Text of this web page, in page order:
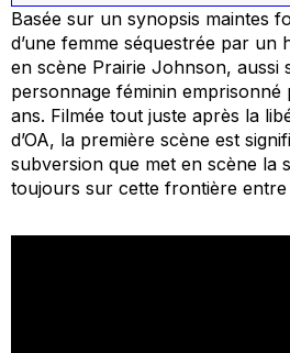
Basée sur un synopsis maintes
d’une femme séquestrée par un
en scène Prairie Johnson, aussi
personnage féminin emprisonné
ans. Filmée tout juste après la
d’OA, la première scène est
subversion que met en scène la
toujours sur cette frontière